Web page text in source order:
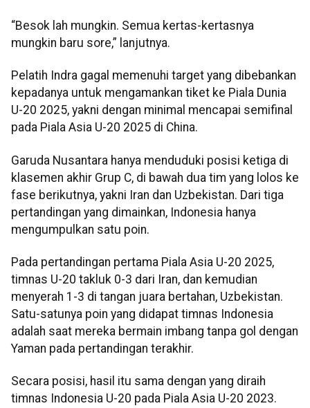
“Besok lah mungkin. Semua kertas-kertasnya
mungkin baru sore,” lanjutnya.
Pelatih Indra gagal memenuhi target yang dibebankan
kepadanya untuk mengamankan tiket ke Piala Dunia
U-20 2025, yakni dengan minimal mencapai semifinal
pada Piala Asia U-20 2025 di China.
Garuda Nusantara hanya menduduki posisi ketiga di
klasemen akhir Grup C, di bawah dua tim yang lolos ke
fase berikutnya, yakni Iran dan Uzbekistan. Dari tiga
pertandingan yang dimainkan, Indonesia hanya
mengumpulkan satu poin.
Pada pertandingan pertama Piala Asia U-20 2025,
timnas U-20 takluk 0-3 dari Iran, dan kemudian
menyerah 1-3 di tangan juara bertahan, Uzbekistan.
Satu-satunya poin yang didapat timnas Indonesia
adalah saat mereka bermain imbang tanpa gol dengan
Yaman pada pertandingan terakhir.
Secara posisi, hasil itu sama dengan yang diraih
timnas Indonesia U-20 pada Piala Asia U-20 2023.